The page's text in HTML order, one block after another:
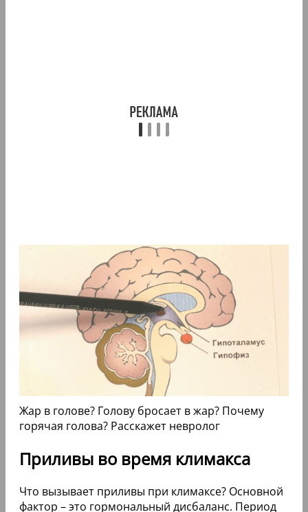
Жар в голове? Голову бросает в жар? Почему
горячая голова? Расскажет невролог
Приливы во время климакса
Что вызывает приливы при климаксе? Основной
фактор – это гормональный дисбаланс. Период